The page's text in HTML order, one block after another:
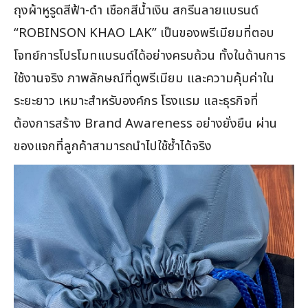
ถุงผ้าหูรูดสีฟ้า-ดำ เชือกสีน้ำเงิน สกรีนลายแบรนด์
“ROBINSON KHAO LAK” เป็นของพรีเมียมที่ตอบ
โจทย์การโปรโมทแบรนด์ได้อย่างครบถ้วน ทั้งในด้านการ
ใช้งานจริง ภาพลักษณ์ที่ดูพรีเมียม และความคุ้มค่าใน
ระยะยาว เหมาะสำหรับองค์กร โรงแรม และธุรกิจที่
ต้องการสร้าง Brand Awareness อย่างยั่งยืน ผ่าน
ของแจกที่ลูกค้าสามารถนำไปใช้ซ้ำได้จริง